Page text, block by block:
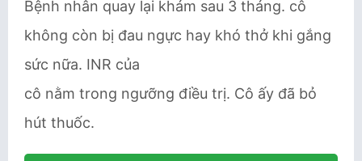
Bệnh nhân quay lại khám sau 3 tháng. cô
không còn bị đau ngực hay khó thở khi gắng
sức nữa. INR của
cô nằm trong ngưỡng điều trị. Cô ấy đã bỏ
hút thuốc.